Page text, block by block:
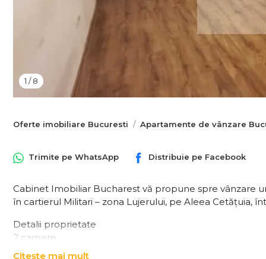
1 /8
Oferte imobiliare Bucuresti Apartamente de vânzare
Trimite pe WhatsApp Distribuie pe Facebook
Cabinet Imobiliar Bucharest vă propune spre vânzare
în cartierul Militari – zona Lujerului, pe Aleea Cetățuia,
Detalii proprietate
2 camere
Compartimentare: decomandată
Citește mai mult